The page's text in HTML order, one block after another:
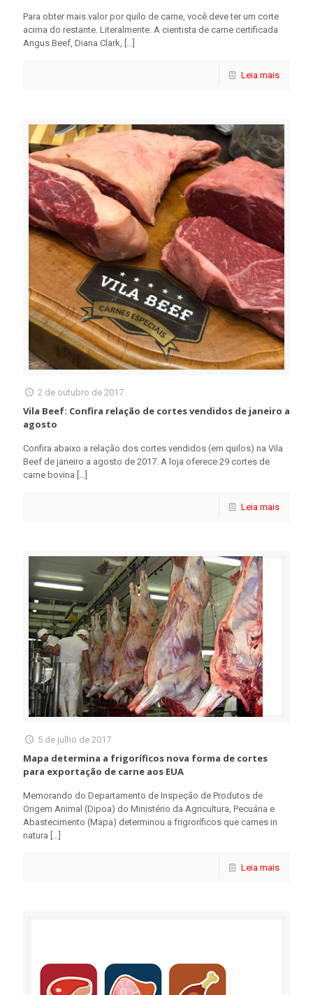
Para obter mais valor por quilo de carne, você deve ter um corte
acima do restante. Literalmente. A cientista de carne certificada
Angus Beef, Diana Clark, […]
Leia mais
2 de outubro de 2017
Vila Beef: Confira relação de cortes vendidos de janeiro a
agosto
Confira abaixo a relação dos cortes vendidos (em quilos) na Vila
Beef de janeiro a agosto de 2017. A loja oferece 29 cortes de
carne bovina […]
Leia mais
5 de julho de 2017
Mapa determina a frigoríficos nova forma de cortes
para exportação de carne aos EUA
Memorando do Departamento de Inspeção de Produtos de
Origem Animal (Dipoa) do Ministério da Agricultura, Pecuária e
Abastecimento (Mapa) determinou a frigroríficos que carnes in
natura […]
Leia mais